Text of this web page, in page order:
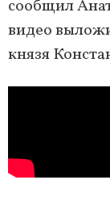
сообщил
видео
князя